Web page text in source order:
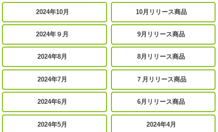
2024年10月 10月リリース商品
2024年９月 9月リリース商品
2024年8月 8月リリース商品
2024年7月 ７月リリース商品
2024年6月 6月リリース商品
2024年5月 2024年4月